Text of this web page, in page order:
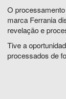
O
marca Ferrania
revelação e
Tive a
processados de